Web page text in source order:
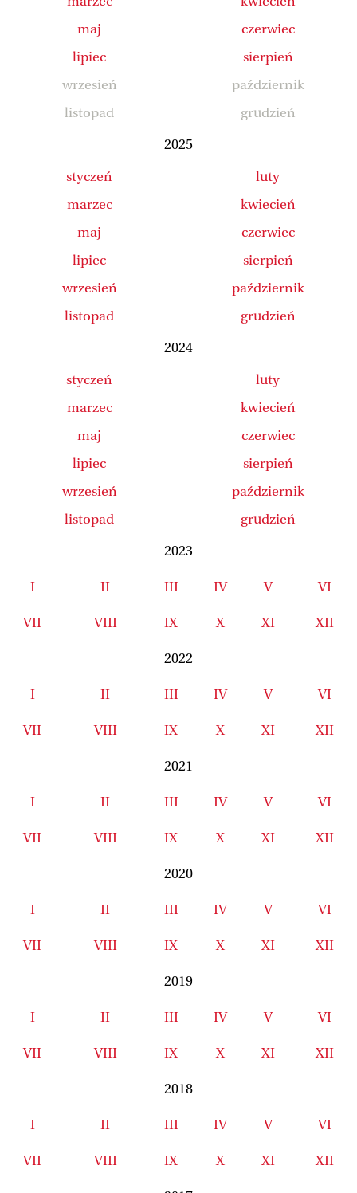
maj
czerwiec
lipiec
sierpień
wrzesień
październik
listopad
grudzień
2025
styczeń
luty
marzec
kwiecień
maj
czerwiec
lipiec
sierpień
wrzesień
październik
listopad
grudzień
2024
styczeń
luty
marzec
kwiecień
maj
czerwiec
lipiec
sierpień
wrzesień
październik
listopad
grudzień
2023
I II III IV V VI
VII VIII IX X XI XII
2022
I II III IV V VI
VII VIII IX X XI XII
2021
I II III IV V VI
VII VIII IX X XI XII
2020
I II III IV V VI
VII VIII IX X XI XII
2019
I II III IV V VI
VII VIII IX X XI XII
2018
I II III IV V VI
VII VIII IX X XI XII